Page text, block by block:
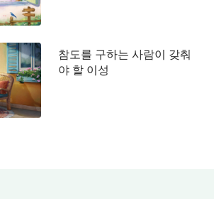
냐? 어째서 너는 자신이 하나님의
니 하나님이 성육신했을 리 없다
님이 사역할 때 반드시 사람에게
냐? 반드시 사람의 동의를 거쳐야
한 남자 아기가 구유에 강생하리
리아를 통해 예수가 태어난다는
참도를 구하는 사람이 갖춰
야 할 이성